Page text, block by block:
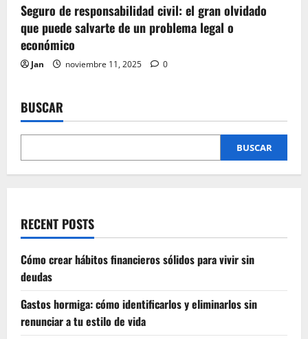
Seguro de responsabilidad civil: el gran olvidado
que puede salvarte de un problema legal o
económico
Jan noviembre 11, 2025 0
BUSCAR
BUSCAR
RECENT POSTS
Cómo crear hábitos financieros sólidos para vivir sin
deudas
Gastos hormiga: cómo identificarlos y eliminarlos sin
renunciar a tu estilo de vida